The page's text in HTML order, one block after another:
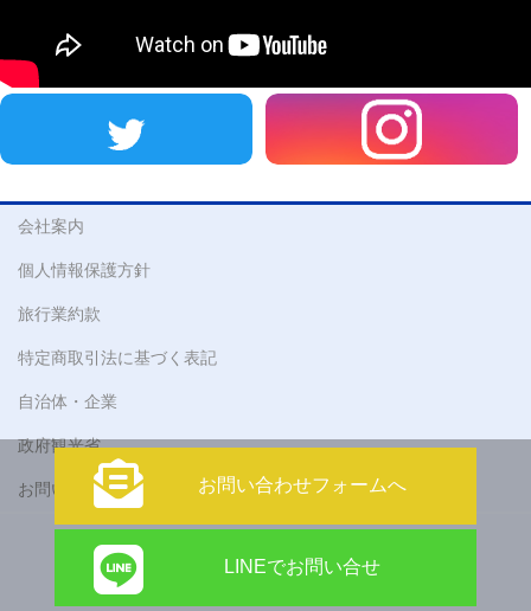
会社案内
個人情報保護方針
旅行業約款
特定商取引法に基づく表記
自治体・企業
政府観光省
お問い合わせ お問い合わせフォームへ
LINEでお問い合せ